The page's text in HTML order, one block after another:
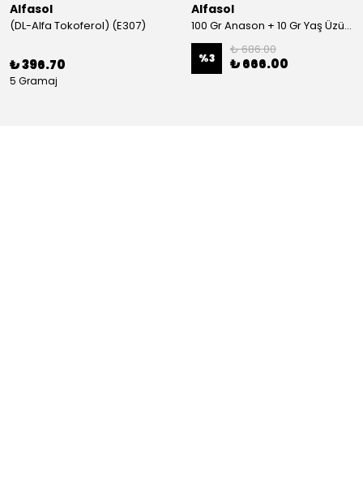
Alfasol
(DL-Alfa Tokoferol) (E307)
₺ 396.70
5 Gramaj
Alfasol
100 Gr Anason + 10 Gr Yaş Üzüm + 250 Gr Gliserin + Alkol Test Kiti
%3
₺ 686.00
₺ 666.00